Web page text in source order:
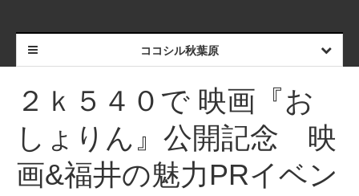
ココシル秋葉原
２ｋ５４０で 映画『お
しょりん』公開記念 映
画&福井の魅力PRイベン